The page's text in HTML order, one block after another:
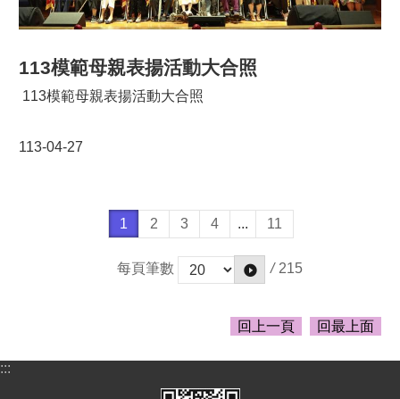
113模範母親表揚活動大合照
113-04-27
113模範母親表揚活動大合照
1 2 3 4 ... 11
每頁筆數 / 215
回上一頁 回最上面
:::